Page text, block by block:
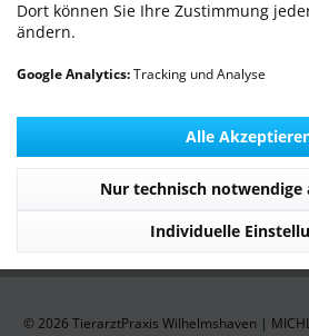
Praxis Service
Informationen
Unsere Communitys
Unsere Zahlungsarten
© 2026 TierarztPraxis Wilhelmshaven |
Dort können Sie Ihre Zustimmung
ändern.
Google Analytics:Tracking und Analyse
Individuelle
Nur technisch notwendige
Alle